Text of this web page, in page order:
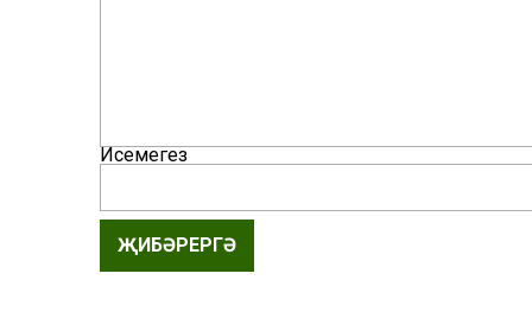
Исемегез
ҖИБӘРЕРГӘ